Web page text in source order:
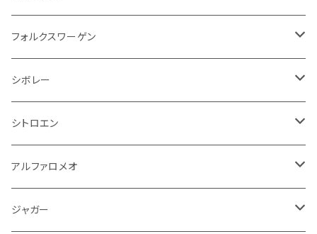
アストンマーティン
シボレー
フォード
アルファロメオ
ミニ
アルファロメオ
ランドローバー
フィアット
クライスラー
アストンマーティン
シトロエン
フィアット
ヒュンダイ
ジャガー
ジープ
ステアリングホイール
ステアリング
パワーステアリング系
エンジン
エンジンVベルト
オイルフィルター
ラジエーター
クーラント
ミッション
ドライブシャフト
キムコ
SYM
収納用品
インテリア系
灰皿・ゴミ箱
アクセルブレーキペダル
オイルクーラー
ケーブル系
吸気系
ラジエーター
ミラー
フェンダー
ギアシフト系
タンドラ
ワイパー系
バンパー
外装系
バイク ブレーキクラッチレバー
バイク 収納
エンジンカバー
足回り系
サスペンション
その他
トランクマット
足回り
サスペンション
ヘッドライト
トランクマット
運転席周り
アームレスト
フェンダー
サイドミラー
ハンドル系
その他
リアバンパー
トランクマット
プラグ系
イグニッションコイル
ブレーキ系
アンチロックブレーキ
運転席周り
アームレスト
冷却系
クーラント
フェンダー
フロアマット
リアバンパー
その他
フォルクスワーゲン
フロアマット
プラグ系
イグニッションコイル
ブレーキ系
アンチロックブレーキ
冷却系
シボレー
フロアマット
その他
運転席周り
シトロエン
フロアマット
その他
アルファロメオ
フロアマット
ジャガー